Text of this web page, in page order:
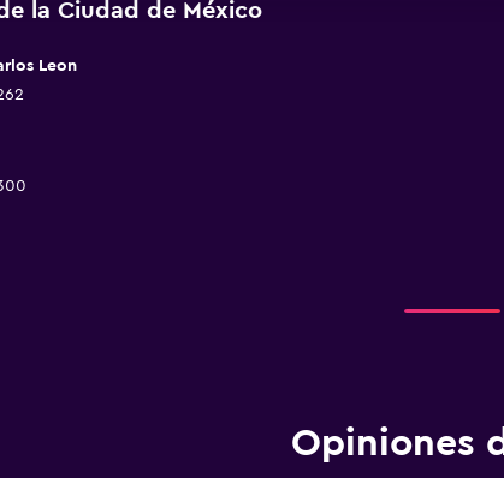
la Ciudad de México
Leon
Opiniones